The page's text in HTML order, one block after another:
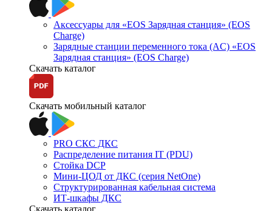
Аксессуары для «EOS Зарядная станция» (EOS
Charge)
Зарядные станции переменного тока (AC) «EOS
Зарядная станция» (EOS Charge)
Скачать каталог
Скачать мобильный каталог
PRO СКС ДКС
Распределение питания IT (PDU)
Стойка DCP
Мини-ЦОД от ДКС (серия NetOne)
Структурированная кабельная система
ИТ-шкафы ДКС
Скачать каталог